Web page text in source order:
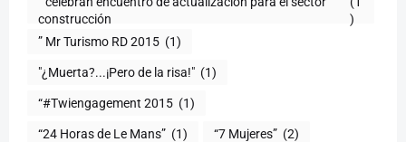
construcción
)
” Mr Turismo RD 2015 (1)
"¿Muerta?...¡Pero de la risa!" (1)
“#Twiengagement 2015 (1)
“24 Horas de Le Mans” (1) “7 Mujeres” (2)